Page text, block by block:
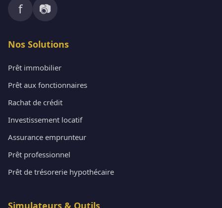
f 📷
Nos Solutions
Prêt immobilier
Prêt aux fonctionnaires
Rachat de crédit
Investissement locatif
Assurance emprunteur
Prêt professionnel
Prêt de trésorerie hypothécaire
Simulateurs & Outils